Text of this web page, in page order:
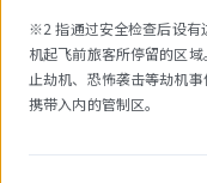
※2 指通过安全检查后设有
机起飞前旅客所停留的区
止劫机、恐怖袭击等劫机
携带入内的管制区。